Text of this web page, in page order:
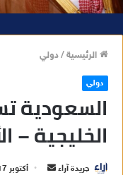
الرئيسية/دولي
دولي
السعودية
الخليجية –
جريدة آراء أكتوبر 17, 2024